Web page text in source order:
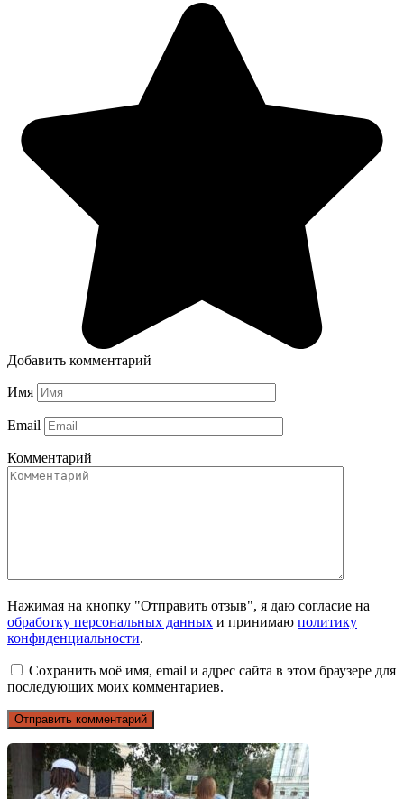
Добавить комментарий
Имя
Email
Комментарий
Нажимая на кнопку "Отправить отзыв", я даю согласие на
обработку персональных данных и принимаю политику
конфиденциальности.
Сохранить моё имя, email и адрес сайта в этом браузере для
последующих моих комментариев.